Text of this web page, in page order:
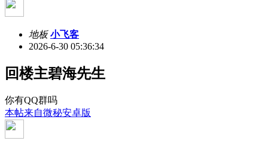
地板 小飞客
2026-6-30 05:36:34
回楼主碧海先生
你有QQ群吗
本帖来自微秘安卓版